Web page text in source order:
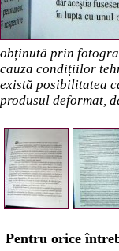
obținută prin
cauza condițiilor
există posibilitatea
produsul deformat,
Pentru orice